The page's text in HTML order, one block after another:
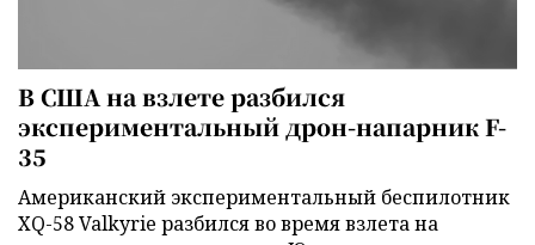
В США на взлете разбился
экспериментальный дрон-напарник F-
35
Американский экспериментальный беспилотник
XQ-58 Valkyrie разбился во время взлета на